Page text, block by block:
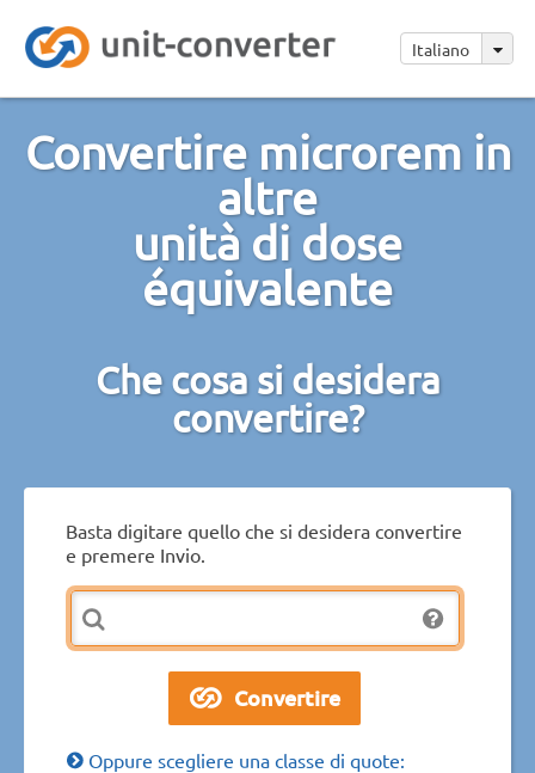
Italiano
Convertire microrem in
altre
unità di dose
équivalente
Che cosa si desidera
convertire?
Basta digitare quello che si desidera convertire
e premere Invio.
Oppure scegliere una classe di quote: